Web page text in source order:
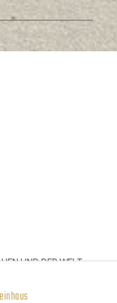
UND DER WELT.